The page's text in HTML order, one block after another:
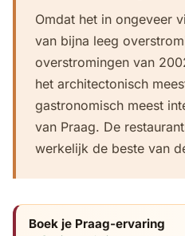
Omdat het in ongeveer
van bijna leeg
overstromingen van
het architectonisch
gastronomisch meest
van Praag. De
werkelijk de beste van
Boek je Praag-ervaring